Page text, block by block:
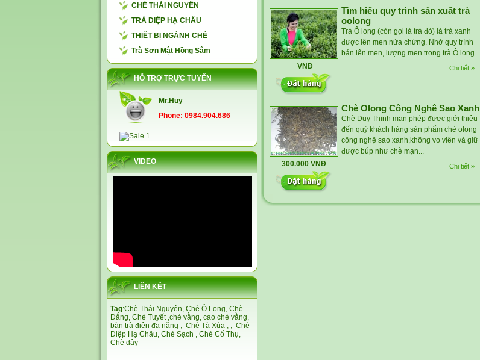
CHÈ THÁI NGUYÊN
TRÀ DIỆP HẠ CHÂU
THIẾT BỊ NGÀNH CHÈ
Trà Sơn Mật Hồng Sâm
HỖ TRỢ TRỰC TUYẾN
Mr.Huy
Phone: 0984.904.686
VIDEO
LIÊN KẾT
Tag:Chè Thái Nguyên, Chè Ô Long, Chè
Đắng, Chè Tuyết,chè vằng, cao chè vằng,
bàn trà điện đa năng , Chè Tà Xùa , , Chè
Diệp Hạ Châu, Chè Sạch , Chè Cổ Thụ,
Chè dây
VNĐ
Tìm hiểu quy trình sản xuất trà
oolong
Trà Ô long (còn gọi là trà đỏ) là trà xanh
được lên men nửa chừng. Nhờ quy trình
bán lên men, lượng men trong trà Ô long
Chi tiết »
300.000 VNĐ
Chè Olong Công Nghê Sao Xanh
Chè Duy Thịnh mạn phép được giới thiệu
đến quý khách hàng sản phẩm chè olong
công nghệ sao xanh,không vo viên và giữ
được búp như chè mạn...
Chi tiết »